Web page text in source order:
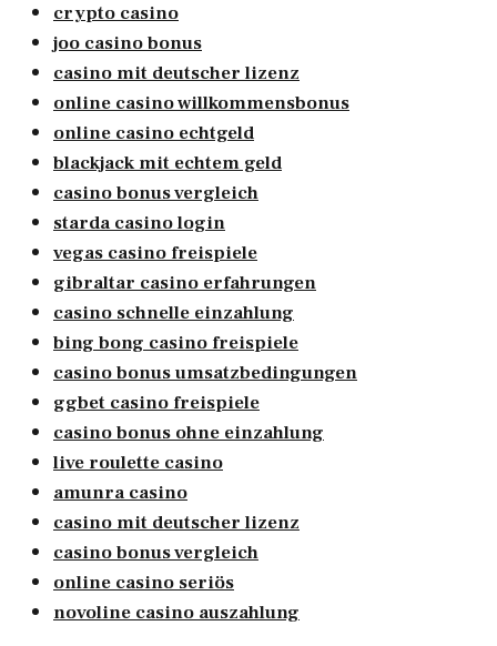
crypto casino
joo casino bonus
casino mit deutscher lizenz
online casino willkommensbonus
online casino echtgeld
blackjack mit echtem geld
casino bonus vergleich
starda casino login
vegas casino freispiele
gibraltar casino erfahrungen
casino schnelle einzahlung
bing bong casino freispiele
casino bonus umsatzbedingungen
ggbet casino freispiele
casino bonus ohne einzahlung
live roulette casino
amunra casino
casino mit deutscher lizenz
casino bonus vergleich
online casino seriös
novoline casino auszahlung